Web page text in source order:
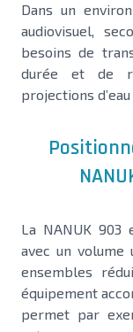
Dans un
audiovisuel,
besoins de
durée et de
projections
La NANUK 903
avec un volume
ensembles
équipement
permet par